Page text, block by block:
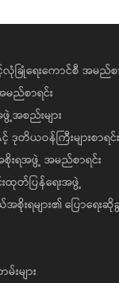
ခြုံရေးကောင်စီ အမည်စ
ည်စာရင်း
အစည်းများ
ဒုတိယဝန်ကြီးများစာရင်း
းရအဖွဲ့ အမည်စာရင်း
ထုတ်ပြန်ရေးအဖွဲ့
းရများ၏ ပြောရေး
များ